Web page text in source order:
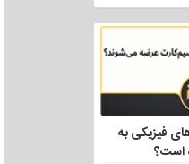
فیزیکی به
است؟